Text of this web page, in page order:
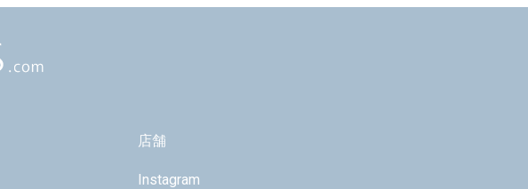
店舗
Instagram